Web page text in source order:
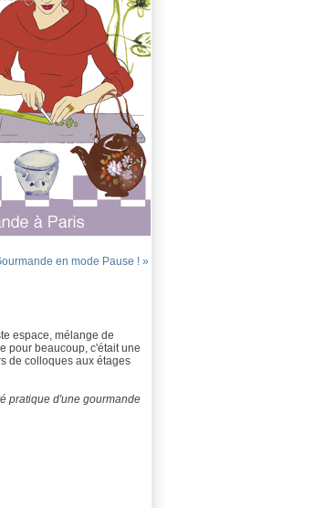
en mode Pause ! »
espace, mélange de
pour beaucoup, c'était une
de colloques aux étages
pratique d'une gourmande